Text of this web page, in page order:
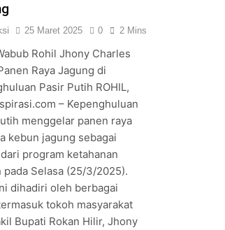
25 Maret 2025 0 2 Mins
Rohil Jhony Charles
Raya Jagung di
Pasir Putih ROHIL,
– Kepenghuluan
menggelar panen raya
kebun jagung sebagai
program ketahanan
pada Selasa (25/3/2025).
dihadiri oleh berbagai
tokoh masyarakat
Bupati Rokan Hilir, Jhony